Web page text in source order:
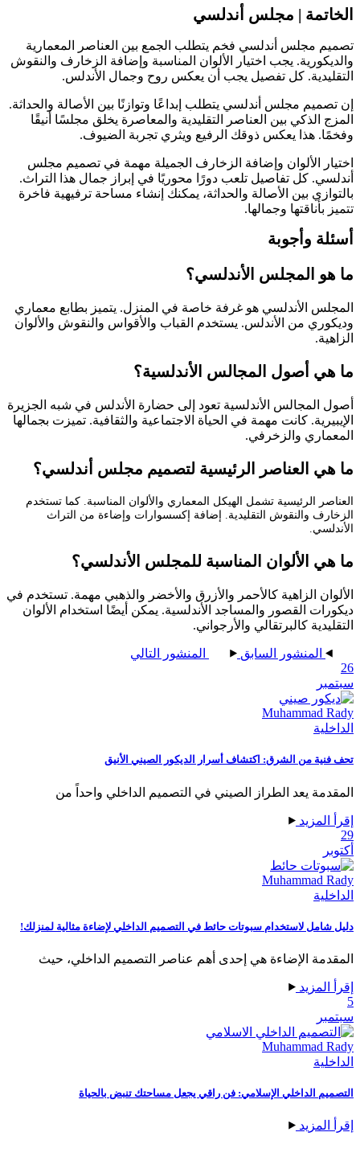
| مجلس أندلسي
مجلس أندلسي فخم يتطلب الجمع بين العناصر المعمارية
يجب اختيار الألوان المناسبة وإضافة الزخارف والنقوش
كل تفصيل يجب أن يعكس روح وجمال الأندلس.
مجلس أندلسي يتطلب إبداعًا وتوازنًا بين الأصالة والحداثة.
الذكي بين العناصر التقليدية والمعاصرة يخلق مجلسًا أنيقًا
هذا يعكس ذوقك الرفيع ويثري تجربة الضيوف.
الألوان وإضافة الزخارف الجميلة مهمة في تصميم مجلس
كل تفاصيل تلعب دورًا محوريًا في إبراز جمال هذا التراث.
بين الأصالة والحداثة، يمكنك إنشاء مساحة ترفيهية فاخرة
وجمالها.
وأجوبة
المجلس الأندلسي؟
الأندلسي هو غرفة خاصة في المنزل. يتميز بطابع معماري
من الأندلس. يستخدم القباب والأقواس والنقوش والألوان
أصول المجالسالأندلسية؟
الأندلسية تعود إلى حضارة الأندلس في شبه الجزيرة
كانت مهمة في الحياة الاجتماعية والثقافية. تميزت بجمالها
والزخرفي.
العناصر الرئيسية لتصميم مجلس أندلسي؟
الرئيسية تشمل الهيكل المعماري والألوان المناسبة. كما تستخدم
والنقوش التقليدية. إضافة إكسسوارات وإضاءة من التراث
الألوان المناسبة للمجلس الأندلسي؟
الزاهية كالأحمر والأزرق والأخضر والذهبي مهمة. تستخدم في
القصور والمساجد الأندلسية. يمكن أيضًا استخدام الألوان
كالبرتقالي والأرجواني.
المنشور السابق المنشور التالي
Muhammad
من الشرق: اكتشاف أسرار الديكور الصيني الأنيق
يعد الطراز الصيني في التصميم الداخلي واحداً من
Muhammad
لاستخدام سبوتات حائط في التصميم الداخلي لإضاءة مثالية لمنزلك!
الإضاءة هي إحدى أهم عناصر التصميم الداخلي، حيث
Muhammad
الداخلي الإسلامي: فن راقي يجعل مساحتك تنبض بالحياة